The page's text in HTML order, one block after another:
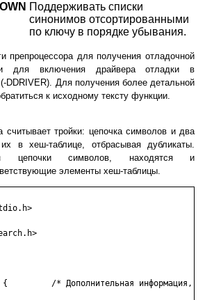
Поддерживать списки
синонимов отсортированными
по ключу в порядке убывания.
препроцессора для получения отладочной
для включения драйвера отладки в
Для получения более детальной
к исходному тексту функции.
тройки: цепочка символов и два
в хеш-таблице, отбрасывая дубликаты.
цепочки символов, находятся и
элементы хеш-таблицы.